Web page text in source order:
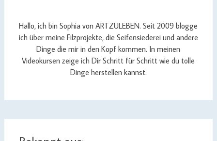
Hallo, ich bin Sophia von ARTZULEBEN. Seit 2009 blogge
ich über meine Filzprojekte, die Seifensiederei und andere
Dinge die mir in den Kopf kommen. In meinen
Videokursen zeige ich Dir Schritt für Schritt wie du tolle
Dinge herstellen kannst.